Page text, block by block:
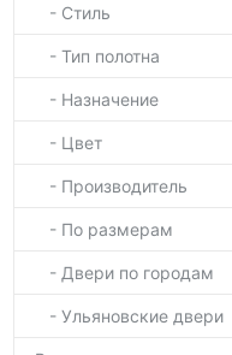
- Стиль
- Тип полотна
- Назначение
- Цвет
- Производитель
- По размерам
- Двери по городам
- Ульяновские двери